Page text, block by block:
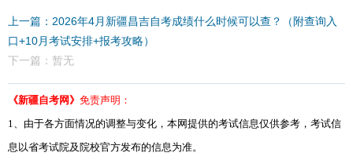
上一篇：2026年4月新疆昌吉自考成绩什么时候可以查？（附查询入
口+10月考试安排+报考攻略）
下一篇：暂无
《新疆自考网》 免责声明：
1、由于各方面情况的调整与变化，本网提供的考试信息仅供参考，考试信
息以省考试院及院校官方发布的信息为准。